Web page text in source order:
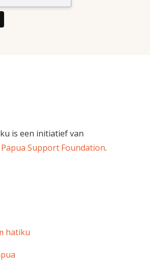
is een initiatief van
Support Foundation.
hatiku